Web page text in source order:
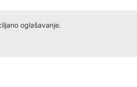
oglašavanje.